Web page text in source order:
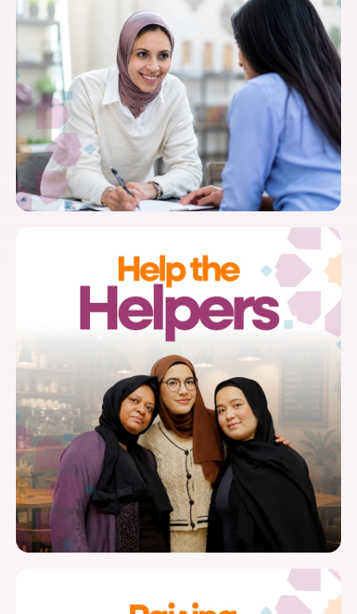
Séminaire pour les leaders
communautaires
Sensibilité et réactivité
culturelles